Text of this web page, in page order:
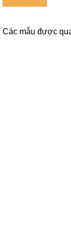
Các mẫu được